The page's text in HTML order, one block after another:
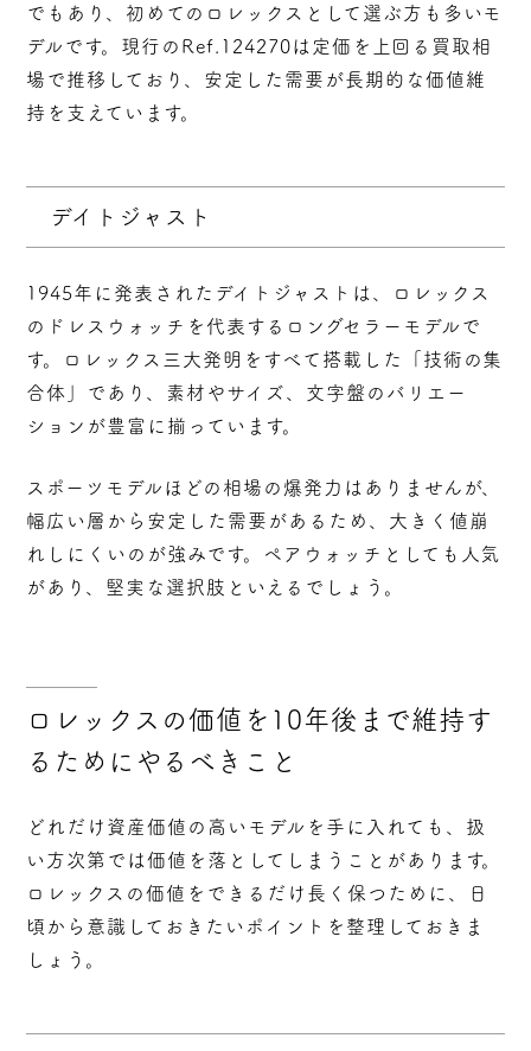
でもあり、初めてのロレックスとして選ぶ方も多いモ
デルです。現行のRef.124270は定価を上回る買取相
場で推移しており、 安定した需要が長期的な価値維
持を支えています。
デイトジャスト
1945年に発表されたデイトジャストは、ロレックス
のドレスウォッチを代表するロングセラーモデルで
す。ロレックス三大発明をすべて搭載した「技術の集
合体」であり、素材やサイズ、文字盤のバリエー
ションが豊富に揃っています。
スポーツモデルほどの相場の爆発力はありませんが、
幅広い層から安定した需要がある ため、大きく値崩
れしにくいのが強みです。ペアウォッチとしても人気
があり、堅実な選択肢といえるでしょう。
ロレックスの価値を10年後まで維持す
るためにやるべきこと
どれだけ資産価値の高いモデルを手に入れても、扱
い方次第では価値を落としてしまうことがあります。
ロレックスの価値をできるだけ長く保つために、日
頃から意識しておきたいポイントを整理しておきま
しょう。